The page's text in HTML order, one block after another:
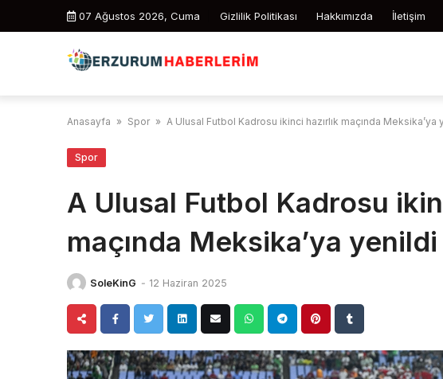
07 Ağustos 2026, Cuma Gizlilik Politikası Hakkımızda İletişim
Anasayfa » Spor » A Ulusal Futbol Kadrosu ikinci hazırlık maçında Meksika’ya
Spor
A Ulusal Futbol Kadrosu
maçında Meksika’ya yenildi
SoleKinG - 12 Haziran 2025